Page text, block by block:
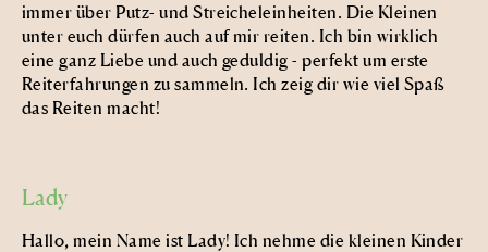
immer über Putz- und Streicheleinheiten. Die Kleinen
unter euch dürfen auch auf mir reiten. Ich bin wirklich
eine ganz Liebe und auch geduldig - perfekt um erste
Reiterfahrungen zu sammeln. Ich zeig dir wie viel Spaß
das Reiten macht!
Lady
Hallo, mein Name ist Lady! Ich nehme die kleinen Kinder